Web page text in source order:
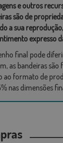
e outros
são de
a sua
expresso
final pode
as bandeiras
ao formato de
nas dimensões